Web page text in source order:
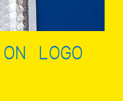
LOGO